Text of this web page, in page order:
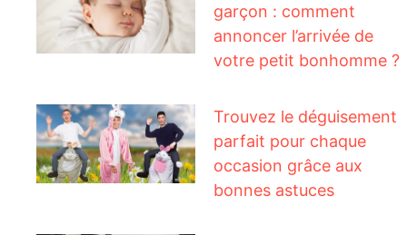
garçon : comment
annoncer l’arrivée de
votre petit bonhomme ?
Trouvez le déguisement
parfait pour chaque
occasion grâce aux
bonnes astuces